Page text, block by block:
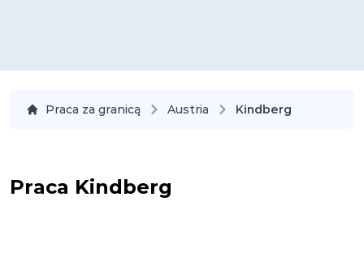
Praca za granicą Austria Kindberg
Praca Kindberg